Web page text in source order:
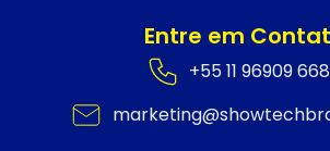
Entre em
+55 11 96909